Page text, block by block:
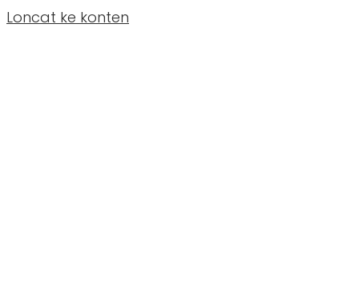
Loncat ke konten